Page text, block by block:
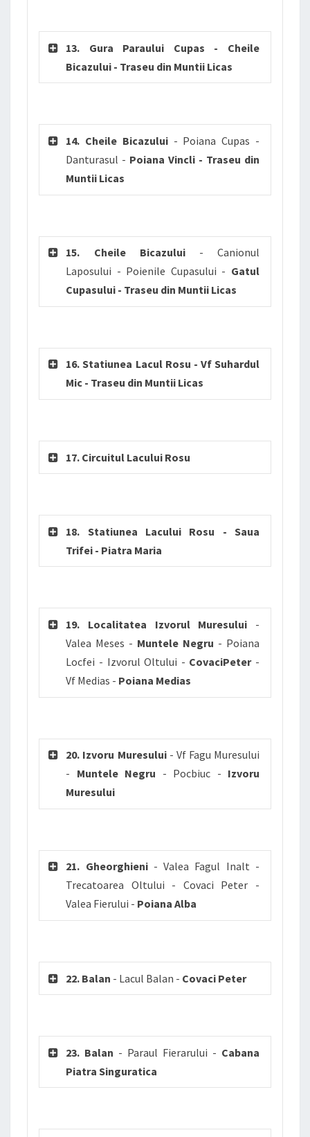
13. Gura Paraului Cupas - Cheile
Bicazului - Traseu din Muntii Licas
14. Cheile Bicazului- Poiana Cupas -
Danturasul - Poiana Vincli - Traseu din
Muntii Licas
15. Cheile Bicazului- Canionul
Laposului - Poienile Cupasului - Gatul
Cupasului - Traseu din Muntii Licas
16. Statiunea Lacul Rosu - Vf Suhardul
Mic - Traseu din Muntii Licas
17. Circuitul Lacului Rosu
18. Statiunea Lacului Rosu - Saua
Trifei - Piatra Maria
19. Localitatea Izvorul Muresului -
Valea Meses - Muntele Negru - Poiana
Locfei - Izvorul Oltului - CovaciPeter-
Vf Medias - Poiana Medias
20. Izvoru Muresului- Vf Fagu Muresului
- Muntele Negru - Pocbiuc - Izvoru
Muresului
21. Gheorghieni- Valea Fagul Inalt -
Trecatoarea Oltului - Covaci Peter -
Valea Fierului - Poiana Alba
22. Balan - Lacul Balan - Covaci Peter
23. Balan - Paraul Fierarului - Cabana
Piatra Singuratica